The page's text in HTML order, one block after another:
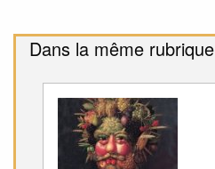
Dans la même rubrique